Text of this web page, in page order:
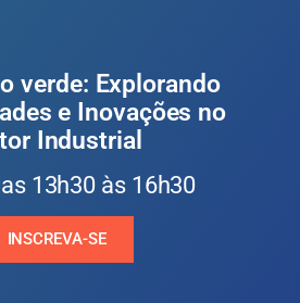
verde: Explorando
e Inovações no
Industrial
13h30 às 16h30
INSCREVA-SE